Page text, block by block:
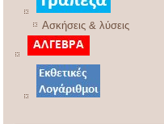
Ασκήσεις & λύσεις